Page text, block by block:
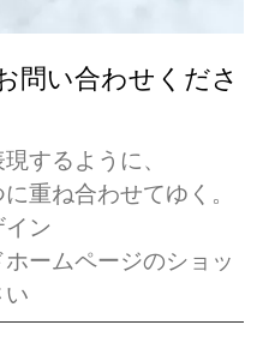
問い合わせくださ
するように、
重ね合わせてゆく。
イン
ームページのショッ
い